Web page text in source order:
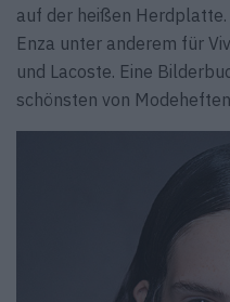
auf der heißen Herdplatte.
Enza unter anderem für
und Lacoste. Eine
schönsten von